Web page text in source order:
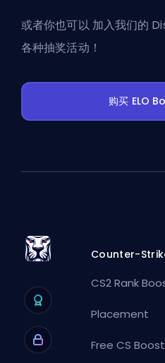
或者你也可以 加入我们的
各种抽奖活动！
购买 ELO
Counter-
CS2 Rank
Placement
Free CS Boost